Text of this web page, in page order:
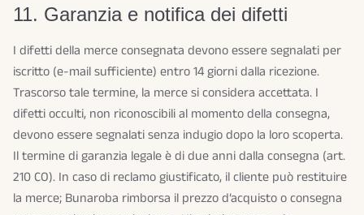
11. Garanzia e notifica dei difetti
I difetti della merce consegnata devono essere segnalati per
iscritto (e-mail sufficiente) entro 14 giorni dalla ricezione.
Trascorso tale termine, la merce si considera accettata. I
difetti occulti, non riconoscibili al momento della consegna,
devono essere segnalati senza indugio dopo la loro scoperta.
Il termine di garanzia legale è di due anni dalla consegna (art.
210 CO). In caso di reclamo giustificato, il cliente può restituire
la merce; Bunaroba rimborsa il prezzo d’acquisto o consegna